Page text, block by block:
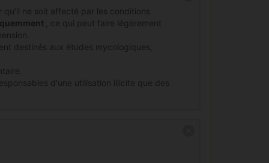
ne soit affecté par les conditions
, ce qui peut faire légèrement
destinés aux études mycologiques,
d'une utilisation illicite que des